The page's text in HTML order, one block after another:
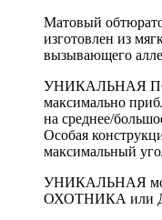
Матовый
изготовлен из
вызывающего
УНИКАЛЬНАЯ ПО
максимально
на среднее/
Особая
максимальный
УНИКАЛЬНАЯ
ОХОТНИКА или